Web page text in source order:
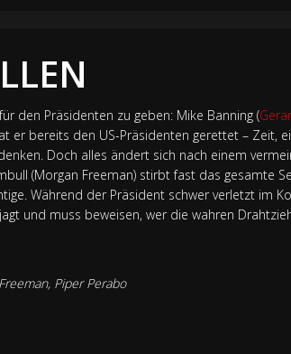
den Präsidenten zu geben: Mike Banning (
er bereits den US-Präsidenten gerettet – Zeit,
Doch alles ändert sich nach einem
(Morgan Freeman) stirbt fast das gesamte
Während der Präsident schwer verletzt im
und muss beweisen, wer die wahren
, Piper Perabo